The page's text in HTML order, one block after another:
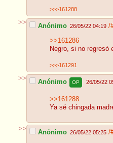
>>>161288
>> Anónimo 26/05/22 04:19 /
>>161286
Negro, si no regresó
>>>161291
>> Anónimo OP 26/05/22
>>161288
Ya sé chingada
>> Anónimo 26/05/22 05:25 /